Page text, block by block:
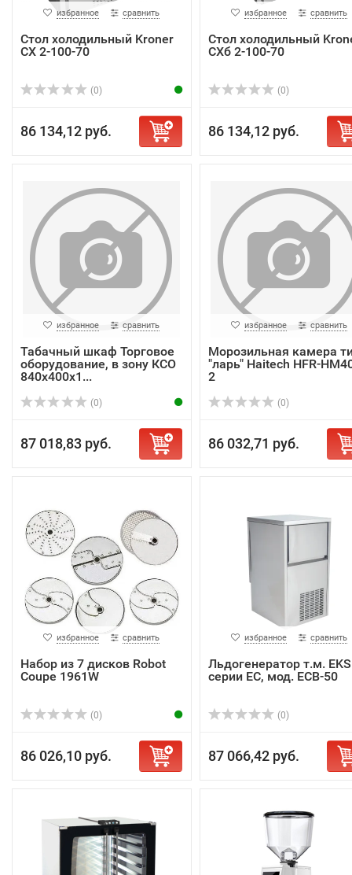
избранное сравнить
Стол холодильный Kroner
СХ 2-100-70
(0)
86 134,12 руб.
избранное сравнить
Стол холодильный
СХб 2-100-70
(0)
86 134,12 руб.
избранное сравнить
Табачный шкаф Торговое
оборудование, в зону КСО
840х400х1...
(0)
87 018,83 руб.
избранное сравнить
Морозильная камера
"ларь" Haitech HFR-
2
(0)
86 032,71 руб.
избранное сравнить
Набор из 7 дисков Robot
Coupe 1961W
(0)
86 026,10 руб.
избранное сравнить
Льдогенератор т.м.
серии EC, мод. ECB-50
(0)
87 066,42 руб.